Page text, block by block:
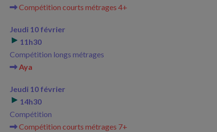
Compétition courts métrages 4+
Jeudi 10 février
11h30
Compétition longs métrages
Aya
Jeudi 10 février
14h30
Compétition
Compétition courts métrages 7+